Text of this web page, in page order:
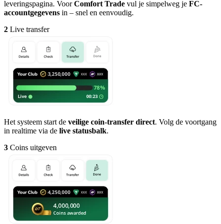
leveringspagina. VoorComfort Trade vul je simpelweg je FC-
accountgegevens in – snel en eenvoudig.
2 Live transfer
Het systeem start de veilige coin-transfer direct. Volg de voortgang
in realtime via de live statusbalk.
3 Coins uitgeven